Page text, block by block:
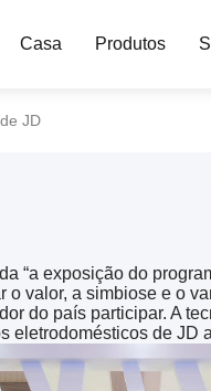
Casa Produtos
JD
“a exposição do
o valor, a simbiose e o
do país participar. A
eletrodomésticos de JD